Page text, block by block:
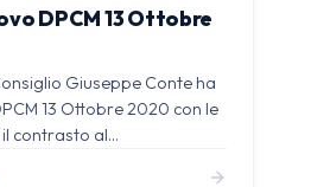
DPCM 13 Ottobre
Giuseppe Conte ha
13 Ottobre 2020 con le
contrasto al…